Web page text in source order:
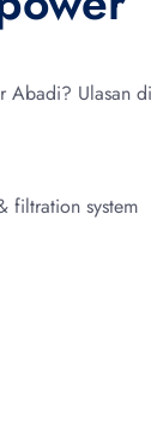
Abadi? Ulasan
filtration system